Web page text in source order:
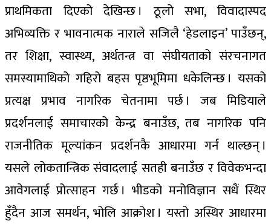
प्राथमिकता दिएको देखिन्छ । ठूलो सभा, विवादास्पद
अभिव्यक्ति र भावनात्मक नाराले सजिलै ‘हेडलाइन’ पाउँछन्,
तर शिक्षा, स्वास्थ्य, अर्थतन्त्र वा संघीयताको संरचनागत
समस्यामाथिको गहिरो बहस पृष्ठभूमिमा धकेलिन्छ । यसको
प्रत्यक्ष प्रभाव नागरिक चेतनामा पर्छ । जब मिडियाले
प्रदर्शनलाई समाचारको केन्द्र बनाउँछ, तब नागरिक पनि
राजनीतिक मूल्यांकन प्रदर्शनकै आधारमा गर्न थाल्छन् ।
यसले लोकतान्त्रिक संवादलाई सतही बनाउँछ र विवेकभन्दा
आवेगलाई प्रोत्साहन गर्छ । भीडको मनोविज्ञान सधैं स्थिर
हुँदैन आज समर्थन, भोलि आक्रोश । यस्तो अस्थिर आधारमा